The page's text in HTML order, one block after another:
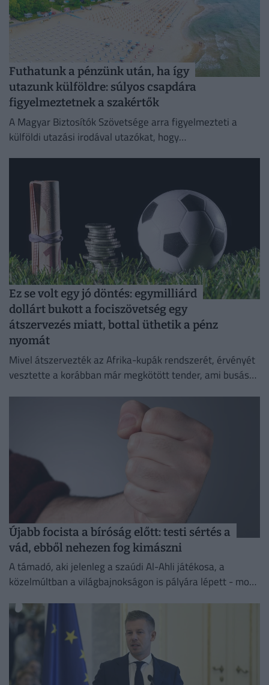
Futhatunk a pénzünk után, ha így
utazunk külföldre: súlyos csapdára
figyelmeztetnek a szakértők
A Magyar Biztosítók Szövetsége arra figyelmezteti a
külföldi utazási irodával utazókat, hogy
Ez se volt egy jó döntés: egymilliárd
dollárt bukott a fociszövetség egy
átszervezés miatt, bottal üthetik a pénz
nyomát
Mivel átszervezték az Afrika-kupák rendszerét, érvényét
vesztette a korábban már megkötött tender, ami busás
Újabb focista a bíróság előtt: testi sértés a
vád, ebből nehezen fog kimászni
A támadó, aki jelenleg a szaúdi Al-Ahli játékosa, a
közelmúltban a világbajnokságon is pályára lépett - most